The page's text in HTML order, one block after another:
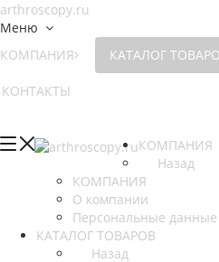
Меню
КОМПАНИЯ
КАТАЛОГ
КОНТАКТЫ
КОМПАНИЯ
Назад
КОМПАНИЯ
О компании
Персональные данные
КАТАЛОГ ТОВАРОВ
Назад